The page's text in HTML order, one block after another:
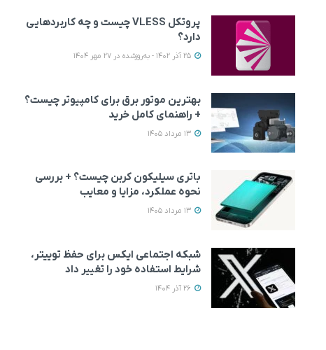
پروتکل VLESS چیست و چه کاربردهایی
دارد؟
بهترین موتور برق برای کامپیوتر چیست؟
+ راهنمای کامل خرید
باتری سیلیکون کربن چیست؟ + بررسی
نحوه عملکرد، مزایا و معایب
شبکه اجتماعی ایکس برای حفظ توییتر،
شرایط استفاده خود را تغییر داد